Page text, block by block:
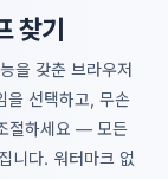
찾기
을 갖춘 브라우저
을 선택하고, 무손
절하세요 — 모든
니다. 워터마크 없